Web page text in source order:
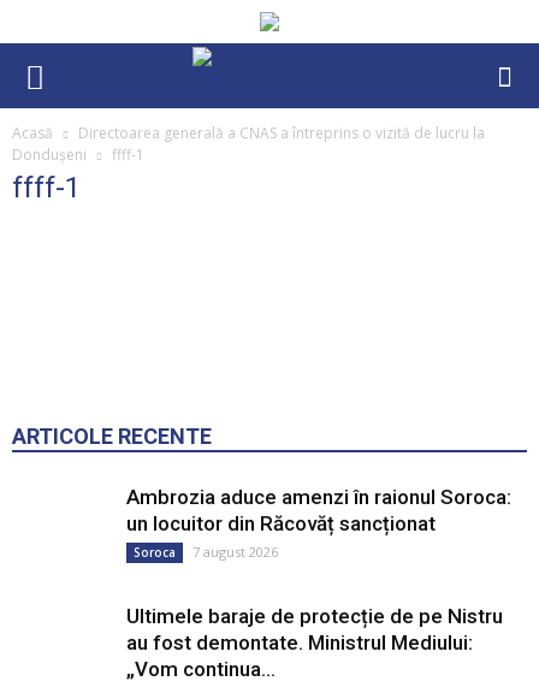
Acasă
Directoarea generală a CNAS a întreprins o vizită de lucru la
Dondușeni
ffff-1
ffff-1
ARTICOLE RECENTE
Ambrozia aduce amenzi în raionul Soroca:
un locuitor din Răcovăț sancționat
Soroca 7 august 2026
Ultimele baraje de protecție de pe Nistru
au fost demontate. Ministrul Mediului:
„Vom continua...